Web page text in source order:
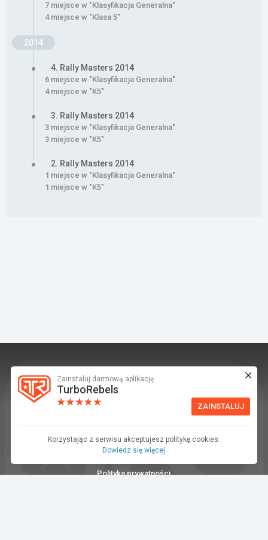
Zainstaluj darmową aplikację
TurboRebels
ZAINSTALUJ
Korzystając z serwisu akceptujesz politykę cookies.
Dowiedz się więcej
7 miejsce w "Klasyfikacja Generalna"
4 miejsce w "Klasa 5"
2014
4. Rally Masters 2014
6 miejsce w "Klasyfikacja Generalna"
4 miejsce w "K5"
3. Rally Masters 2014
3 miejsce w "Klasyfikacja Generalna"
3 miejsce w "K5"
2. Rally Masters 2014
1 miejsce w "Klasyfikacja Generalna"
1 miejsce w "K5"
TurboRebels to platforma społecznościowa i
aplikacja mobilna dla fanów motoryzacji.
Regulamin
Polityka prywatności